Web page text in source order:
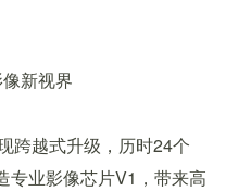
新视界
跨越式升级，历时24个
专业影像芯片V1，带来高